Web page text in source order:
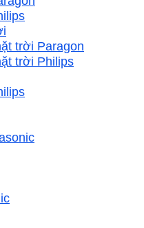
trời Paragon
trời Philips